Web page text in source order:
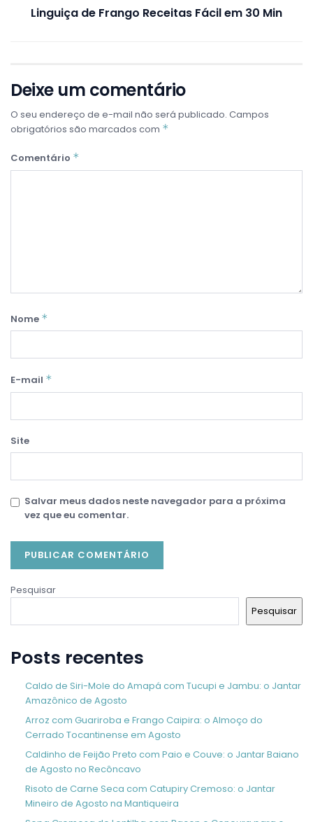
Linguiça de Frango Receitas Fácil em 30 Min
Deixe um comentário
O seu endereço de e-mail não será publicado. Campos
obrigatórios são marcados com *
Comentário *
Nome *
E-mail *
Site
Salvar meus dados neste navegador para a próxima
vez que eu comentar.
Pesquisar
Pesquisar
Posts recentes
Caldo de Siri-Mole do Amapá com Tucupi e Jambu: o Jantar
Amazônico de Agosto
Arroz com Guariroba e Frango Caipira: o Almoço do
Cerrado Tocantinense em Agosto
Caldinho de Feijão Preto com Paio e Couve: o Jantar Baiano
de Agosto no Recôncavo
Risoto de Carne Seca com Catupiry Cremoso: o Jantar
Mineiro de Agosto na Mantiqueira